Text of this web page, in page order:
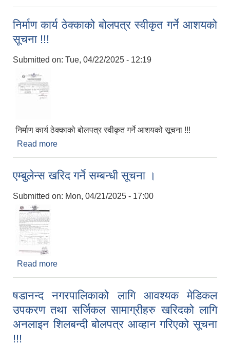
मितिः २०८२।०१।१०)
निर्माण कार्य ठेक्काको बोलपत्र स्वीकृत गर्ने आशयको
सूचना !!!
Submitted on: Tue, 04/22/2025 - 12:19
निर्माण कार्य ठेक्काको बोलपत्र स्वीकृत गर्ने आशयको सूचना !!!
Read more
एम्बुलेन्स खरिद गर्ने सम्बन्धी सूचना ।
Submitted on: Mon, 04/21/2025 - 17:00
Read more
षडानन्द नगरपालिकाको लागि आवश्यक मेडिकल
उपकरण तथा सर्जिकल सामाग्रीहरु खरिदको लागि
अनलाइन शिलबन्दी बोलपत्र आव्हान गरिएको सूचना
!!!